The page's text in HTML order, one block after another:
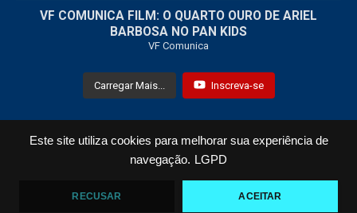
Este site utiliza cookies para melhorar sua experiência de
navegação. LGPD
RECUSAR ACEITAR
VF COMUNICA FILM: O QUARTO OURO DE ARIEL
BARBOSA NO PAN KIDS
VF Comunica
Carregar Mais... Inscreva-se
Todos os Direitos Reservados © 2021 VF Comunica
Fotos Vídeos